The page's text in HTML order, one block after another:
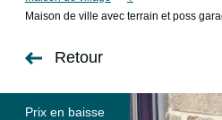
Maison de ville avec terrain et poss
Retour
Prix en baisse